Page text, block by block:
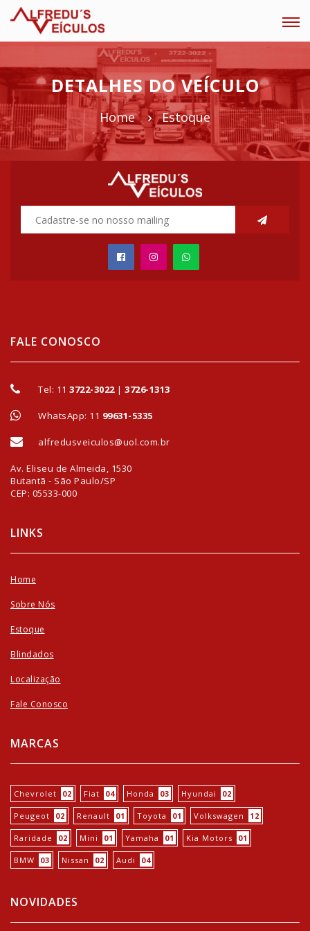
DETALHES DO VEÍCULO
Home Estoque
FALE CONOSCO
Tel: 11 3722-3022| 3726-1313
WhatsApp: 11 99631-5335
alfredusveiculos@uol.com.br
Av. Eliseu de Almeida, 1530
Butantã - São Paulo/SP
CEP: 05533-000
LINKS
Home
Sobre Nós
Estoque
Blindados
Localização
Fale Conosco
MARCAS
Chevrolet 02 Fiat 04 Honda 03 Hyundai 02
Peugeot 02 Renault 01 Toyota 01 Volkswagen 12
Raridade 02 Mini 01 Yamaha 01 Kia Motors 01
BMW 03 Nissan 02 Audi 04
NOVIDADES